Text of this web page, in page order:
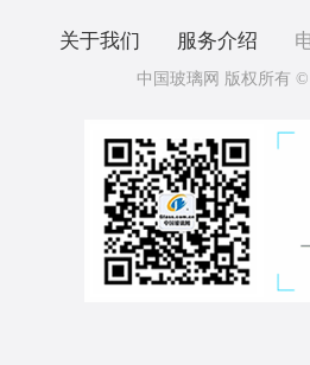
关于我们 服务介绍
中国玻璃网 版权所有 ©